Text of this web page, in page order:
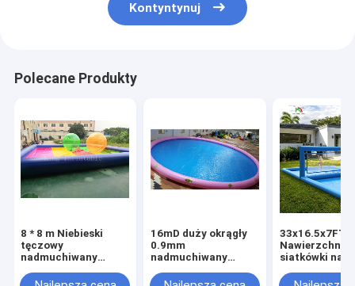
Kontyntynuj
Polecane Produkty
8 * 8 m Niebieski
tęczowy
nadmuchiwany
zabawy dla dzieci
16mD duży okrągły
0.9mm
nadmuchiwany
do zabawy na
33x16.5x7FT
Nawierzchnia
siatkówki na
plażowa